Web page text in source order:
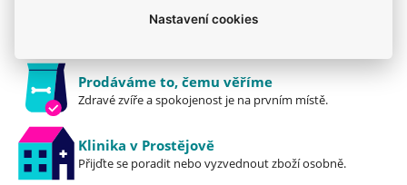
Vždy odborně poradíme
Prodáváme to, čemu věříme
Zdravé zvíře a spokojenost je na prvním místě.
Klinika v Prostějově
Přijďte se poradit nebo vyzvednout zboží osobně.
Nastavení cookies